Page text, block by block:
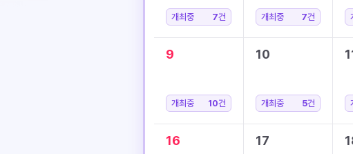
개최중 7건 개최중 7건
9
개최중 10건
10
개최중 5건
16 17